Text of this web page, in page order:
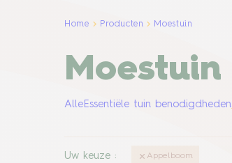
Home Producten Moestuin
Moestuin
Alle Essentiële tuin benodigdheden
Uw keuze : Appelboom